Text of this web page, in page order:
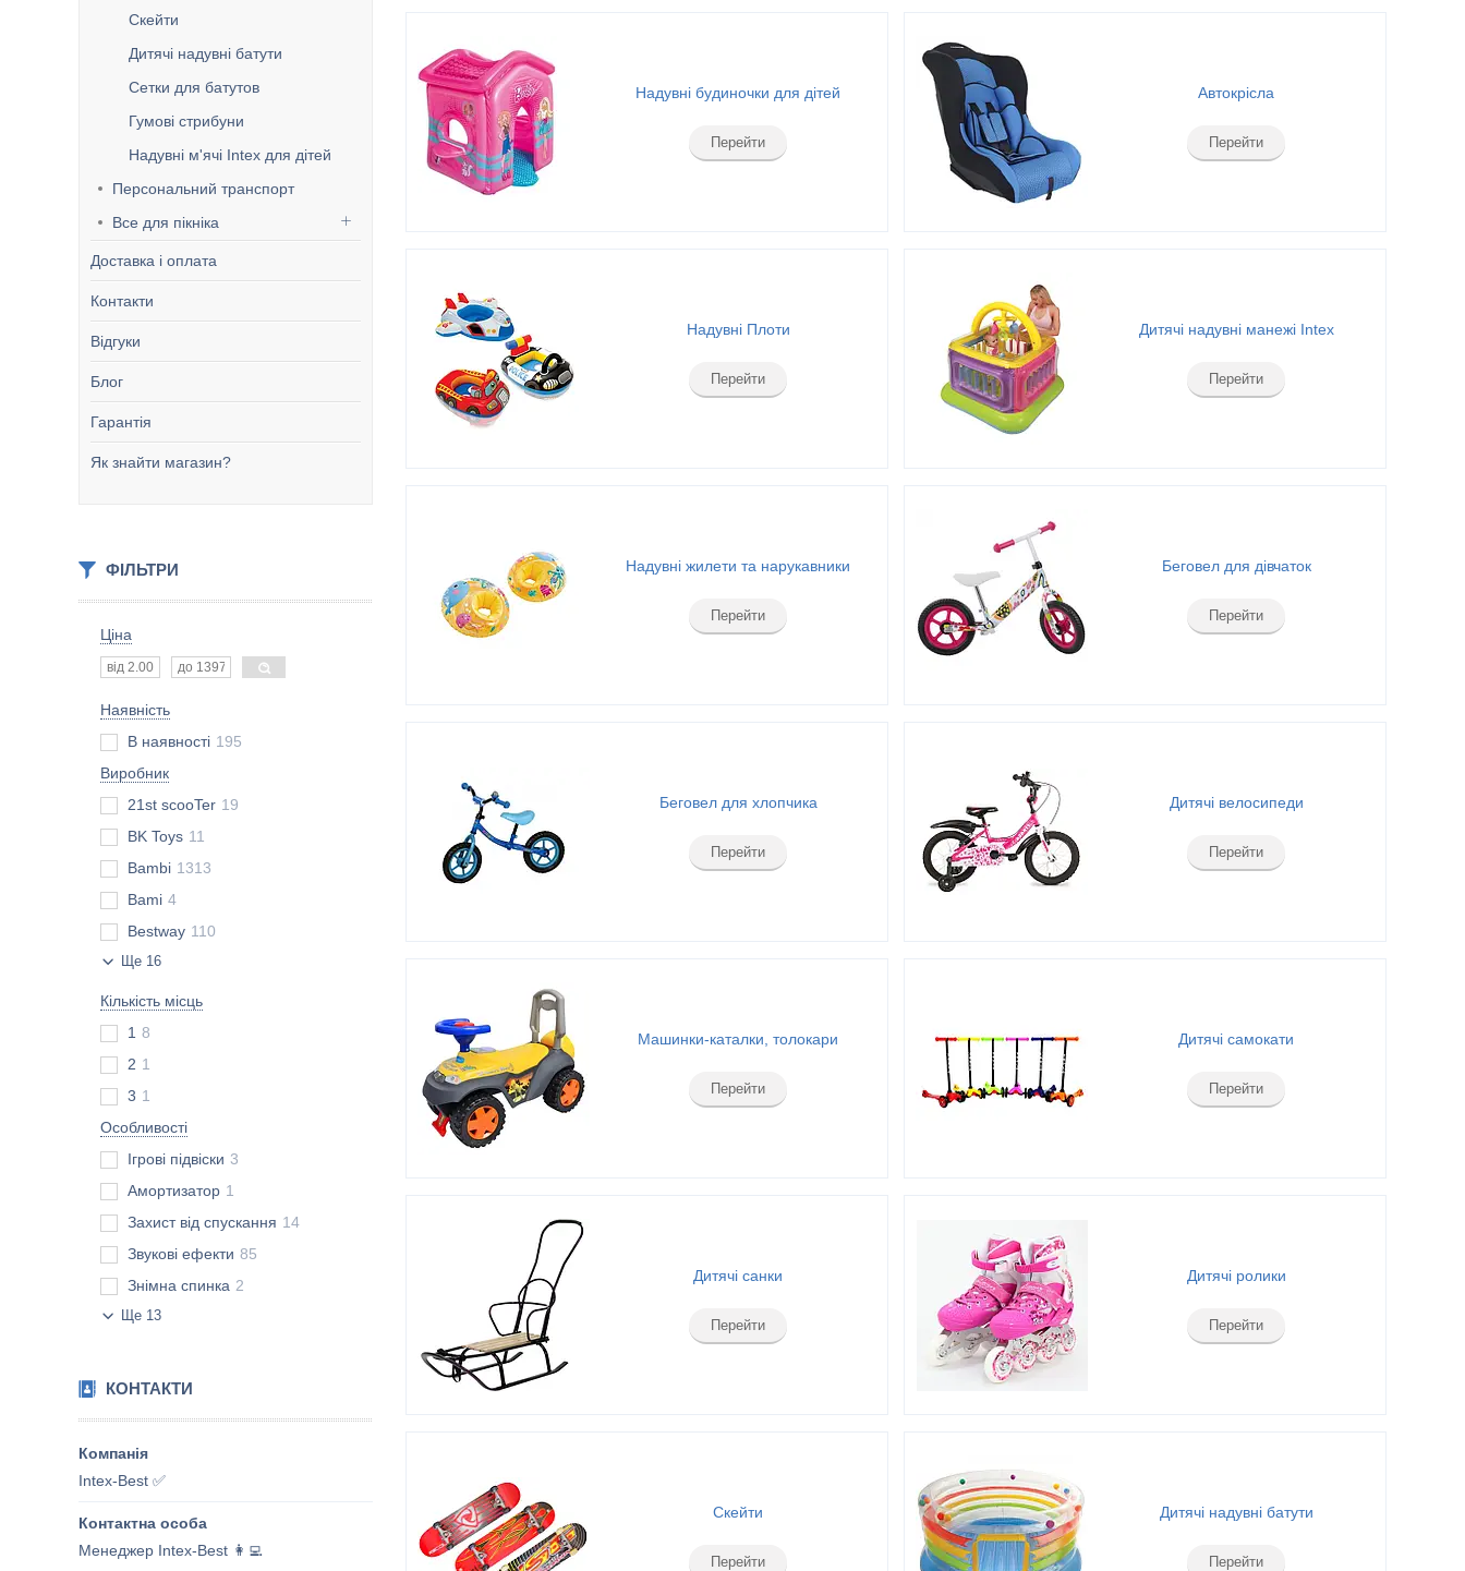
Скейти
Дитячі надувні батути
Сетки для батутов
Гумові стрибуни
Надувні м'ячі Intex для дітей
Персональний транспорт
Все для пікніка
Доставка і оплата
Контакти
Відгуки
Блог
Гарантія
Як знайти магазин?
ФІЛЬТРИ
Ціна
Наявність
В наявності 195
Виробник
21st scooTer 19
BK Toys 11
Bambi 1313
Bami 4
Bestway 110
Ще 16
Кількість місць
1 8
2 1
3 1
Особливості
Ігрові підвіски 3
Амортизатор 1
Захист від спускання 14
Звукові ефекти 85
Знімна спинка 2
Ще 13
КОНТАКТИ
Intex-Best ✅
Менеджер Intex-Best 👩‍💻
Надувні будиночки для дітей
Перейти
Автокрісла
Перейти
Надувні Плоти
Перейти
Дитячі надувні манежі Intex
Перейти
Надувні жилети та нарукавники
Перейти
Беговел для дівчаток
Перейти
Беговел для хлопчика
Перейти
Дитячі велосипеди
Перейти
Машинки-каталки, толокари
Перейти
Дитячі самокати
Перейти
Дитячі санки
Перейти
Дитячі ролики
Перейти
Скейти
Перейти
Дитячі надувні батути
Перейти